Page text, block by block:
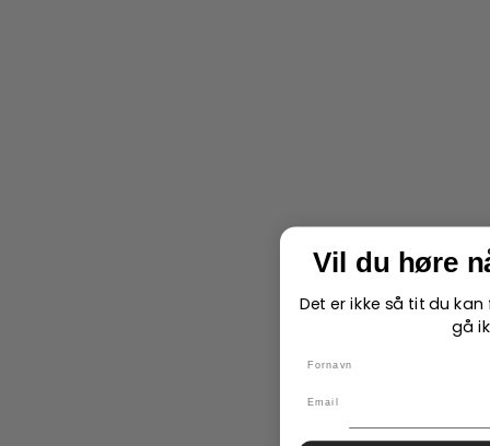
Vil du høre
Det er ikke så tit du
gå